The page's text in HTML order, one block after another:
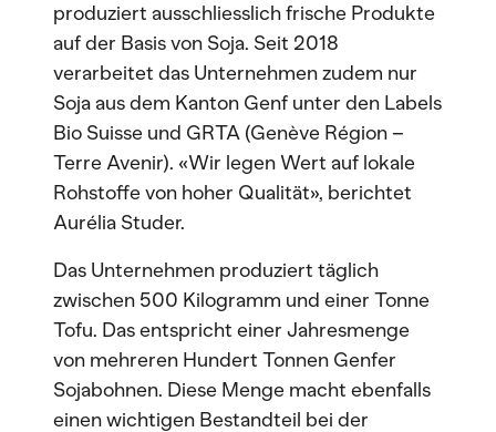
produziert ausschliesslich frische Produkte
auf der Basis von Soja. Seit 2018
verarbeitet das Unternehmen zudem nur
Soja aus dem Kanton Genf unter den Labels
Bio Suisse und GRTA (Genève Région –
Terre Avenir). «Wir legen Wert auf lokale
Rohstoffe von hoher Qualität», berichtet
Aurélia Studer.
Das Unternehmen produziert täglich
zwischen 500 Kilogramm und einer Tonne
Tofu. Das entspricht einer Jahresmenge
von mehreren Hundert Tonnen Genfer
Sojabohnen. Diese Menge macht ebenfalls
einen wichtigen Bestandteil bei der